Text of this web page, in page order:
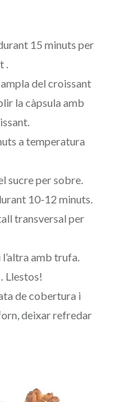
15 minuts per
.
del croissant
la càpsula amb
a temperatura
sucre per sobre.
10-12 minuts.
transversal per
amb trufa.
Llestos!
de cobertura i
deixar refredar